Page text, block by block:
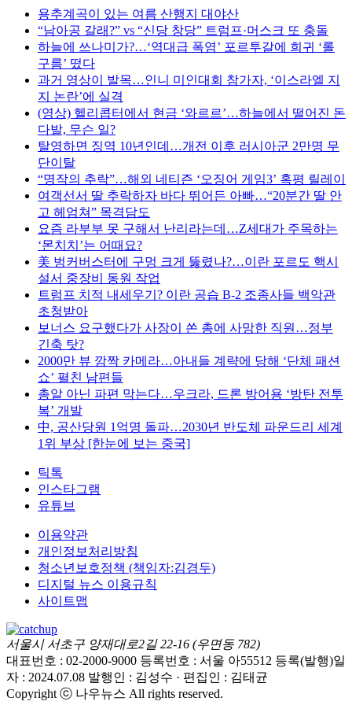
용추계곡이 있는 여름 산행지 대야산
“남아공 갈래?” vs “신당 창당” 트럼프·머스크 또 충돌
하늘에 쓰나미가?…‘역대급 폭염’ 포르투갈에 희귀 ‘롤
구름’ 떴다
과거 영상이 발목…인니 미인대회 참가자, ‘이스라엘 지
지 논란’에 실격
(영상) 헬리콥터에서 현금 ‘와르르’…하늘에서 떨어진 돈
다발, 무슨 일?
탈영하면 징역 10년인데…개전 이후 러시아군 2만명 무
단이탈
“명작의 추락”…해외 네티즌 ‘오징어 게임3’ 혹평 릴레이
여객선서 딸 추락하자 바다 뛰어든 아빠…“20분간 딸 안
고 헤엄쳐” 목격담도
요즘 라부부 못 구해서 난리라는데…Z세대가 주목하는
‘몬치치’는 어때요?
美 벙커버스터에 구멍 크게 뚫렸나?…이란 포르도 핵시
설서 중장비 동원 작업
트럼프 치적 내세우기? 이란 공습 B-2 조종사들 백악관
초청받아
보너스 요구했다가 사장이 쏜 총에 사망한 직원…정부
긴축 탓?
2000만 뷰 깜짝 카메라…아내들 계략에 당해 ‘단체 패션
쇼’ 펼친 남편들
총알 아닌 파편 막는다…우크라, 드론 방어용 ‘방탄 전투
복’ 개발
中, 공산당원 1억명 돌파…2030년 반도체 파운드리 세계
1위 부상 [한눈에 보는 중국]
틱톡
인스타그램
유튜브
이용약관
개인정보처리방침
청소년보호정책 (책임자:김경두)
디지털 뉴스 이용규칙
사이트맵
서울시 서초구 양재대로2길 22-16 (우면동 782)
대표번호 : 02-2000-9000 등록번호 : 서울 아55512 등록(발행)일
자 : 2024.07.08 발행인 : 김성수 · 편집인 : 김태균
Copyright ⓒ 나우뉴스 All rights reserved.